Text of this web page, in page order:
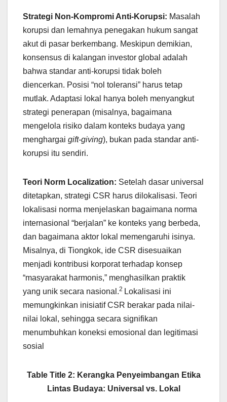
Strategi Non-Kompromi Anti-Korupsi: Masalah
korupsi dan lemahnya penegakan hukum sangat
akut di pasar berkembang. Meskipun demikian,
konsensus di kalangan investor global adalah
bahwa standar anti-korupsi tidak boleh
diencerkan. Posisi “nol toleransi” harus tetap
mutlak. Adaptasi lokal hanya boleh menyangkut
strategi penerapan (misalnya, bagaimana
mengelola risiko dalam konteks budaya yang
menghargai gift-giving), bukan pada standar anti-
korupsi itu sendiri.
Teori Norm Localization: Setelah dasar universal
ditetapkan, strategi CSR harus dilokalisasi. Teori
lokalisasi norma menjelaskan bagaimana norma
internasional “berjalan” ke konteks yang berbeda,
dan bagaimana aktor lokal memengaruhi isinya.
Misalnya, di Tiongkok, ide CSR disesuaikan
menjadi kontribusi korporat terhadap konsep
“masyarakat harmonis,” menghasilkan praktik
yang unik secara nasional.2 Lokalisasi ini
memungkinkan inisiatif CSR berakar pada nilai-
nilai lokal, sehingga secara signifikan
menumbuhkan koneksi emosional dan legitimasi
sosial
Table Title 2: Kerangka Penyeimbangan Etika
Lintas Budaya: Universal vs. Lokal